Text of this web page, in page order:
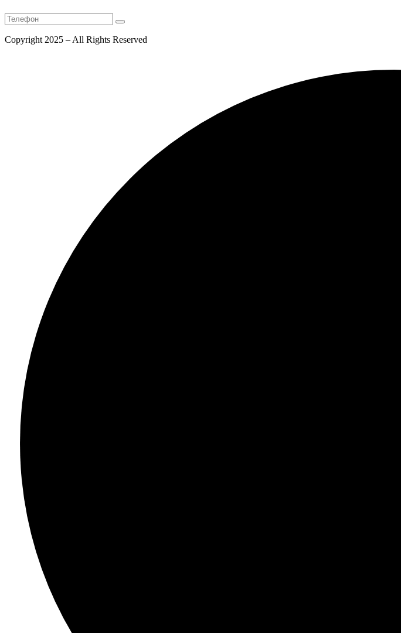
Copyright 2025 – All Rights Reserved